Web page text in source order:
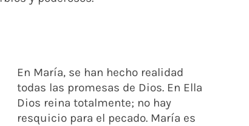
En María, se han hecho realidad
todas las promesas de Dios. En Ella
Dios reina totalmente; no hay
resquicio para el pecado. María es